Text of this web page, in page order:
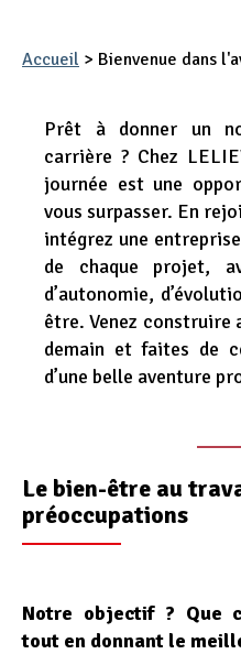
Nous rejoindre
Accueil > Bienvenue dans
Prêt à donner un
carrière ? Chez
journée est une
vous surpasser. En
intégrez une
de chaque projet,
d’autonomie,
être. Venez construire
demain et faites de
d’une belle aventure
Le bien-être au
préoccupations
Notre objectif ? Que
tout en donnant le